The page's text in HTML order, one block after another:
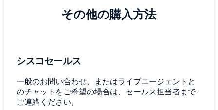
その他の購入方法
シスコセールス
一般のお問い合わせ、またはライブエージェントと
のチャットをご希望の場合は、セールス担当者まで
ご連絡ください。